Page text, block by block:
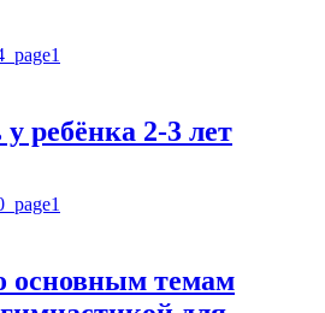
ребёнка 2-3 лет
основным темам